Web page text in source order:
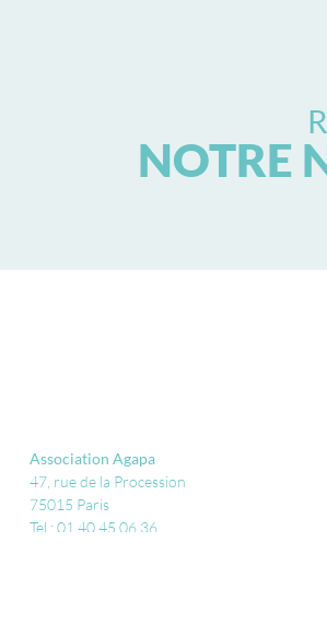
NOTRE
Association Agapa
47, rue de la Procession
75015 Paris
Tel : 01 40 45 06 36